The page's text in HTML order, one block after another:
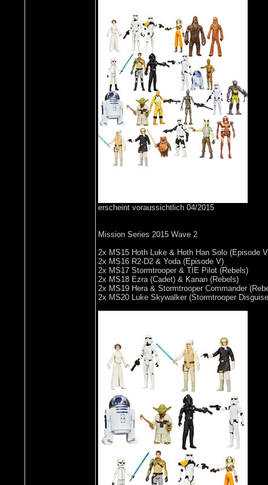
erscheint voraussichtlich 04/2015
Mission Series 2015 Wave 2
2x MS15 Hoth Luke & Hoth Han Solo (Episode
2x MS16 R2-D2 & Yoda (Episode V)
2x MS17 Stormtrooper & TIE Pilot (Rebels)
2x MS18 Ezra (Cadet) & Kanan (Rebels)
2x MS19 Hera & Stormtrooper Commander
2x MS20 Luke Skywalker (Stormtrooper